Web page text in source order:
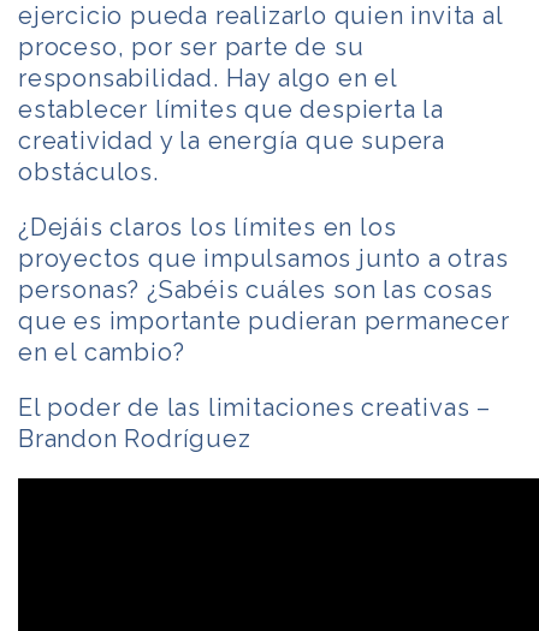
ejercicio pueda realizarlo quien invita al
proceso, por ser parte de su
responsabilidad. Hay algo en el
establecer límites que despierta la
creatividad y la energía que supera
obstáculos.
¿Dejáis claros los límites en los
proyectos que impulsamos junto a otras
personas? ¿Sabéis cuáles son las cosas
que es importante pudieran permanecer
en el cambio?
El poder de las limitaciones creativas –
Brandon Rodríguez